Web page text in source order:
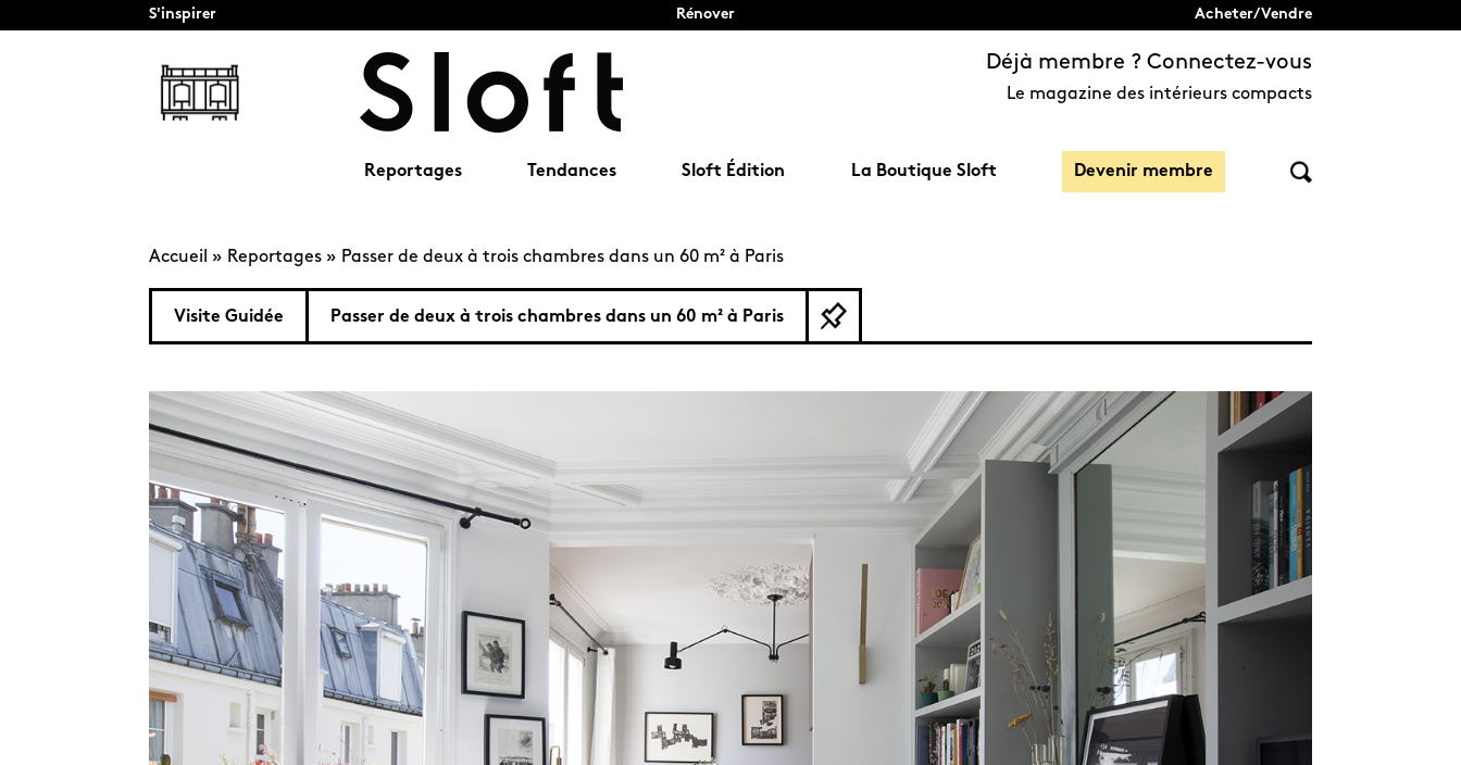
S'inspirer Rénover Acheter/Vendre
Déjà membre ? Connectez-vous
Le magazine des intérieurs compacts
Reportages Tendances Sloft Édition La Boutique Sloft Devenir membre
Accueil » Reportages » Passer de deux à trois chambres dans un 60 m² à Paris
Visite Guidée Passer de deux à trois chambres dans un 60 m² à Paris